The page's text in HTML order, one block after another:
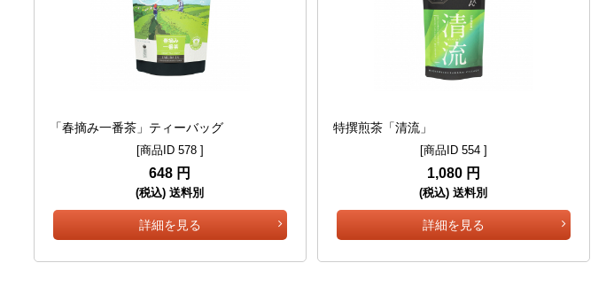
「春摘み一番茶」ティーバッグ
[商品ID 578 ]
648 円
(税込) 送料別
詳細を見る
特撰煎茶「清流」
[商品ID 554 ]
1,080 円
(税込) 送料別
詳細を見る